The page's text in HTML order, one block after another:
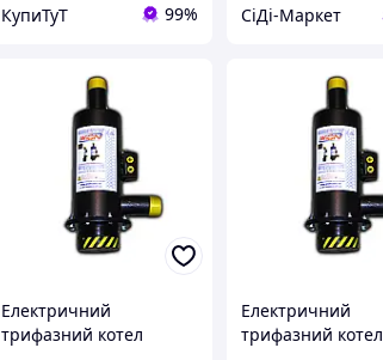
КупиТуТ 99% СіДі-Маркет
Електричний
трифазний котел
Електричний
трифазний котел